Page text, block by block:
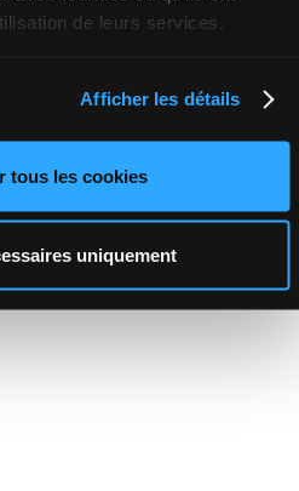
de leurs services.
Afficher les détails
tous les cookies
uniquement